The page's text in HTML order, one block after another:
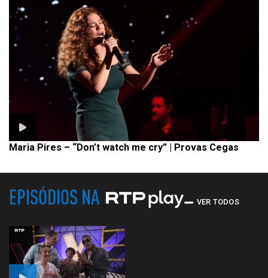
Maria Pires – “Don’t watch me cry” | Provas Cegas
EPISÓDIOS NA VER TODOS